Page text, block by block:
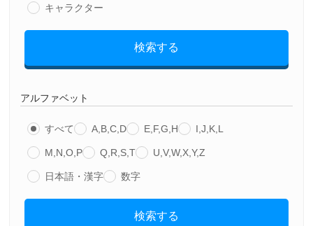
キャラクター
検索する
アルファベット
すべて A,B,C,D E,F,G,H I,J,K,L
M,N,O,P Q,R,S,T U,V,W,X,Y,Z
日本語・漢字 数字
検索する